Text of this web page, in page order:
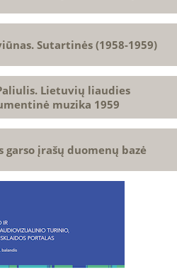
Sutartinės (1958-1959)
Lietuvių liaudies
muzika 1959
garso įrašų duomenų bazė